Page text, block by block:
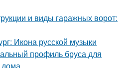
и виды гаражных ворот:
Икона русской музыки
профиль бруса для